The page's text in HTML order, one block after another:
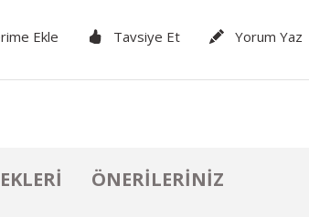
Tavsiye Et Yorum Yaz
ÖNERILERINIZ